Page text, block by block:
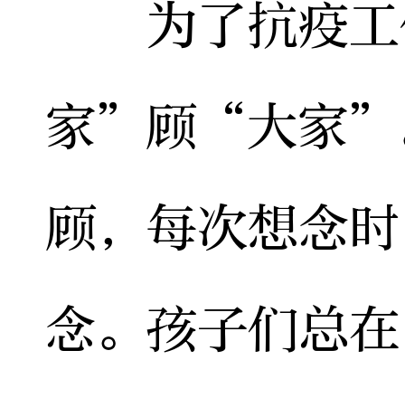
为了抗疫工
家”顾“大家”
顾，每次想念
念。孩子们总